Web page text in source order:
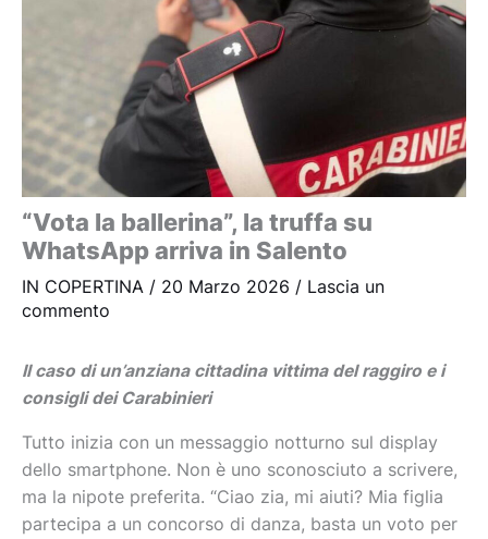
“Vota la ballerina”, la truffa su
WhatsApp arriva in Salento
IN COPERTINA / 20 Marzo 2026 / Lascia un
commento
Il caso di un’anziana cittadina vittima del raggiro e i
consigli dei Carabinieri
Tutto inizia con un messaggio notturno sul display
dello smartphone. Non è uno sconosciuto a scrivere,
ma la nipote preferita. “Ciao zia, mi aiuti? Mia figlia
partecipa a un concorso di danza, basta un voto per